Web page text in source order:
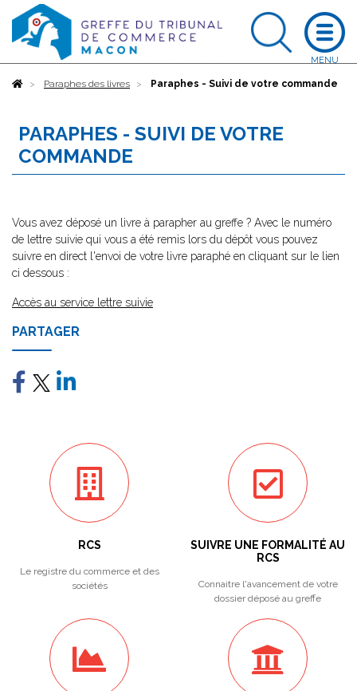
AccueilParaphes des livres Paraphes - Suivi de votre commande
PARAPHES - SUIVI DE VOTRE
COMMANDE
Vous avez déposé un livre à parapher au greffe ? Avec le numéro
de lettre suivie qui vous a été remis lors du dépôt vous pouvez
suivre en direct l'envoi de votre livre paraphé en cliquant sur le lien
ci dessous :
Accès au service lettre suivie
PARTAGER
RCS
Le registre du commerce et des
sociétés
SUIVRE UNE FORMALITÉ AU
RCS
Connaitre l'avancement de votre
dossier déposé au greffe